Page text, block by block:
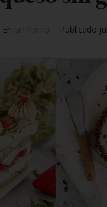
En sin horno Publicado